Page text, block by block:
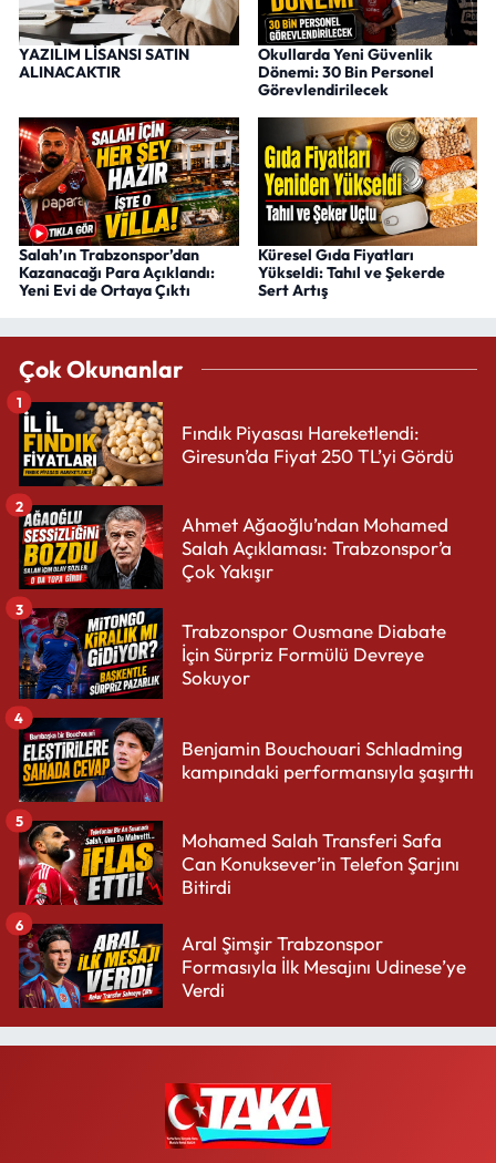
YAZILIM LİSANSI SATIN
ALINACAKTIR
Okullarda Yeni Güvenlik
Dönemi: 30 Bin Personel
Görevlendirilecek
Salah’ın Trabzonspor’dan
Kazanacağı Para Açıklandı:
Yeni Evi de Ortaya Çıktı
Küresel Gıda Fiyatları
Yükseldi: Tahıl ve Şekerde
Sert Artış
Çok Okunanlar
Fındık Piyasası Hareketlendi:
Giresun’da Fiyat 250 TL’yi Gördü
1
Ahmet Ağaoğlu’ndan Mohamed
Salah Açıklaması: Trabzonspor’a
Çok Yakışır
2
Trabzonspor Ousmane Diabate
İçin Sürpriz Formülü Devreye
Sokuyor
3
Benjamin Bouchouari Schladming
kampındaki performansıyla şaşırttı
4
Mohamed Salah Transferi Safa
Can Konuksever’in Telefon Şarjını
Bitirdi
5
Aral Şimşir Trabzonspor
Formasıyla İlk Mesajını Udinese’ye
Verdi
6